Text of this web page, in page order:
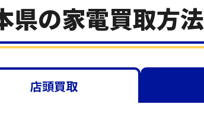
県の家電買取方法
店頭買取